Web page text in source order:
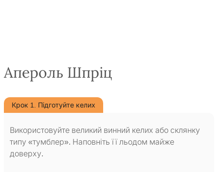
Апероль Шпріц
Крок 1. Підготуйте келих
Використовуйте великий винний келих або склянку
типу «тумблер». Наповніть її льодом майже
доверху.